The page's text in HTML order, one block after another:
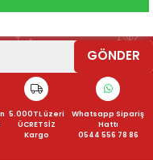
GÖNDER
5.000TL üzeri
ÜCRETSİZ
Kargo
Whatsapp Sipariş
Hattı
0544 556 78 86